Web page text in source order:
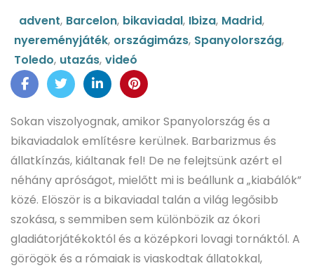
advent, Barcelon, bikaviadal, Ibiza, Madrid,
nyereményjáték, országimázs, Spanyolország,
Toledo, utazás, videó
Sokan viszolyognak, amikor Spanyolország és a
bikaviadalok említésre kerülnek. Barbarizmus és
állatkínzás, kiáltanak fel! De ne felejtsünk azért el
néhány apróságot, mielőtt mi is beállunk a „kiabálók”
közé. Elöször is a bikaviadal talán a világ legősibb
szokása, s semmiben sem különbözik az ókori
gladiátorjátékoktól és a középkori lovagi tornáktól. A
görögök és a rómaiak is viaskodtak állatokkal,